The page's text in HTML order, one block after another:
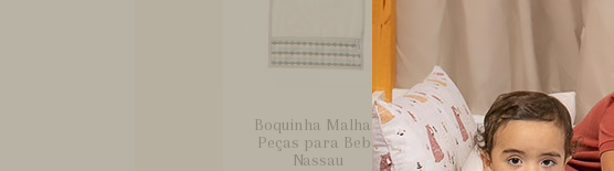
Boquinha Malha 3
Peças para Bebê
Nassau
Calça Saruel para
Bebê e Kids G - Nassau